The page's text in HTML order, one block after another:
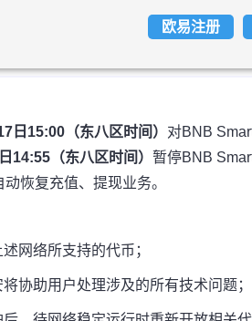
欧易注册
日15:00（东八区时间） 对BNB
14:55（东八区时间） 暂停BNB
恢复充值、提现业务。
网络所支持的代币；
协助用户处理涉及的所有技术问题；